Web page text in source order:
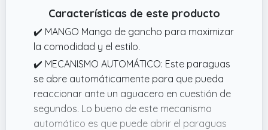
Características de este producto
✔️ MANGO Mango de gancho para maximizar
la comodidad y el estilo.
✔️ MECANISMO AUTOMÁTICO: Este paraguas
se abre automáticamente para que pueda
reaccionar ante un aguacero en cuestión de
segundos. Lo bueno de este mecanismo
automático es que puede abrir el paraguas